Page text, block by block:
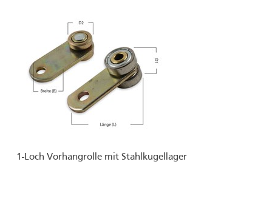
1-Loch Vorhangrolle mit Stahlkugellager